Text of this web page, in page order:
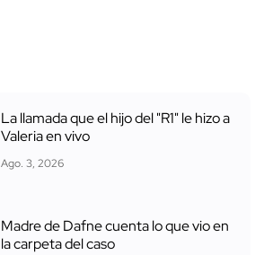
La llamada que el hijo del "R1" le hizo a
Valeria en vivo
Ago. 3, 2026
Madre de Dafne cuenta lo que vio en
la carpeta del caso